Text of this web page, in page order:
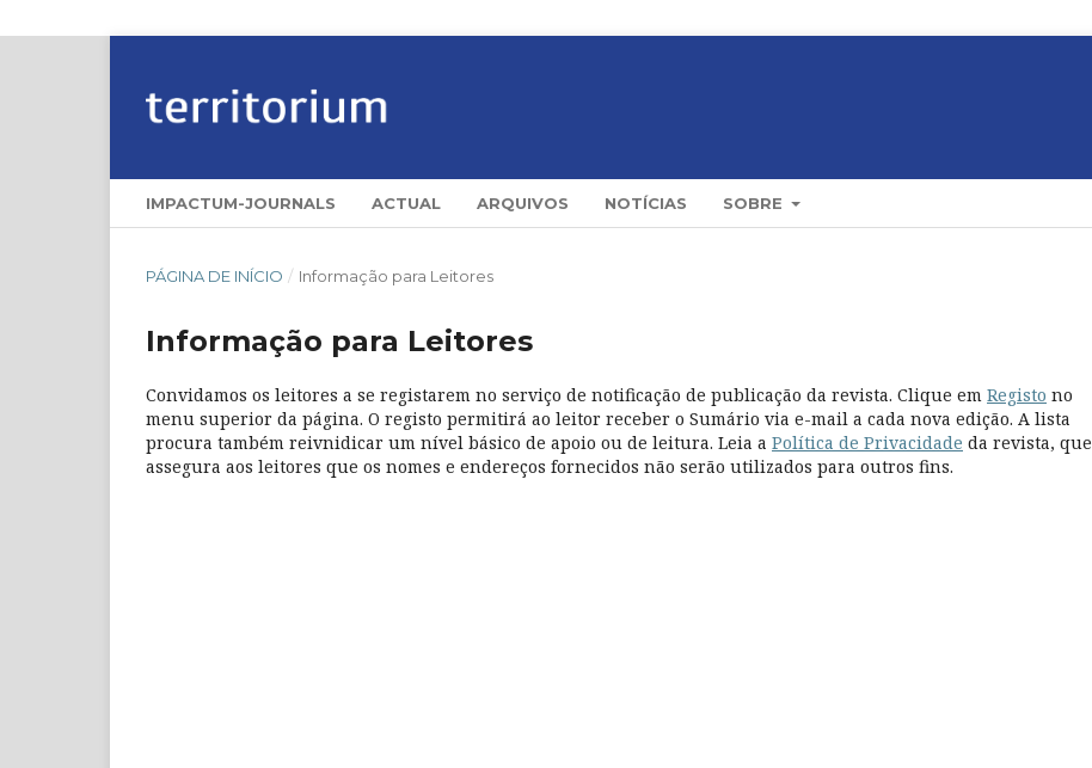
IMPACTUM-JOURNALS ACTUAL ARQUIVOS NOTÍCIAS SOBRE
PÁGINA DE INÍCIO / Informação para Leitores
Informação para Leitores
Convidamos os leitores a se registarem no serviço de notificação de publicação da revista. Clique em Registo no
menu superior da página. O registo permitirá ao leitor receber o Sumário via e-mail a cada nova edição. A lista
procura também reivnidicar um nível básico de apoio ou de leitura. Leia a Política de Privacidade da revista, que
assegura aos leitores que os nomes e endereços fornecidos não serão utilizados para outros fins.